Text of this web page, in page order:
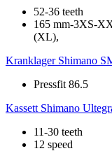
52-36 teeth
165 mm-3XS-
(XL),
Kranklager Shimano
Pressfit 86.5
Kassett Shimano
11-30 teeth
12 speed